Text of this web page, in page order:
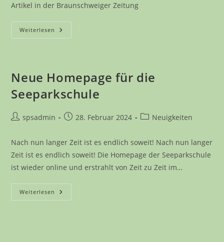
Artikel in der Braunschweiger Zeitung
Weiterlesen Basketball-
Turnier
Neue Homepage für die
Seeparkschule
Beitrags-
spsadmin
Beitrag28. Februar 2024
Beitrags-
Neuigkeiten
Nach nun langer Zeit ist es endlich soweit! Nach nun langer
Zeit ist es endlich soweit! Die Homepage der Seeparkschule
ist wieder online und erstrahlt von Zeit zu Zeit im…
Weiterlesen Neue
Homepage